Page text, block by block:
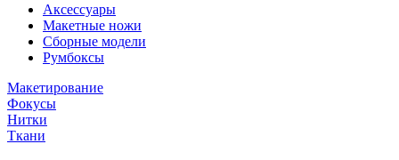
Аксессуары
Макетные ножи
Сборные модели
Румбоксы
Макетирование
Фокусы
Нитки
Ткани